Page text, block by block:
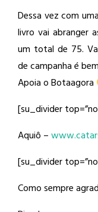
Dessa vez com
livro vai abranger
um total de 75.
de campanha é
Apoia o Botaagora
[su_divider
Aquiô –
[su_divider
Como sempre